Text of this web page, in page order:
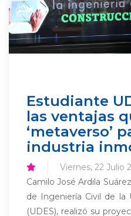
Estudiante
las ventajas
‘metaverso’
industria
Viernes, 22 Julio
Camilo José Ardila
de Ingeniería Civil de la
(UDES), realizó su